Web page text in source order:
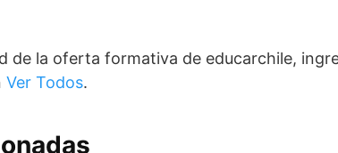
de la oferta formativa de educarchile,
Ver Todos.